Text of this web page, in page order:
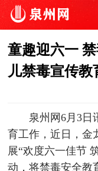
童趣迎六一
儿禁毒宣传教
泉州网6月3
育工作，近日，金
展“欢度六一佳节
动，将禁毒安全教